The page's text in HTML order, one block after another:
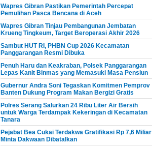
Wapres Gibran Pastikan Pemerintah Percepat
Pemulihan Pasca Bencana di Aceh
Wapres Gibran Tinjau Pembangunan Jembatan
Krueng Tingkeum, Target Beroperasi Akhir 2026
Sambut HUT RI, PHBN Cup 2026 Kecamatan
Panggarangan Resmi Dibuka
Penuh Haru dan Keakraban, Polsek Panggarangan
Lepas Kanit Binmas yang Memasuki Masa Pensiun
Gubernur Andra Soni Tegaskan Komitmen Pemprov
Banten Dukung Program Makan Bergizi Gratis
Polres Serang Salurkan 24 Ribu Liter Air Bersih
untuk Warga Terdampak Kekeringan di Kecamatan
Tanara
Pejabat Bea Cukai Terdakwa Gratifikasi Rp 7,6 Miliar
Minta Dakwaan Dibatalkan